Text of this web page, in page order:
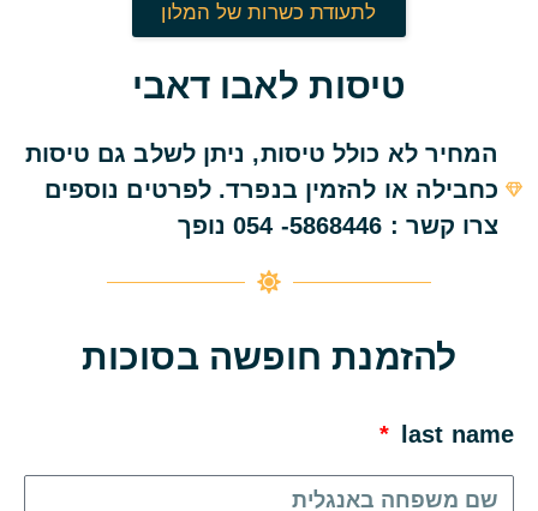
לתעודת כשרות של המלון
טיסות לאבו דאבי
המחיר לא כולל טיסות, ניתן לשלב גם טיסות
כחבילה או להזמין בנפרד. לפרטים נוספים
צרו קשר : 5868446- 054 נופך
להזמנת חופשה בסוכות
last name